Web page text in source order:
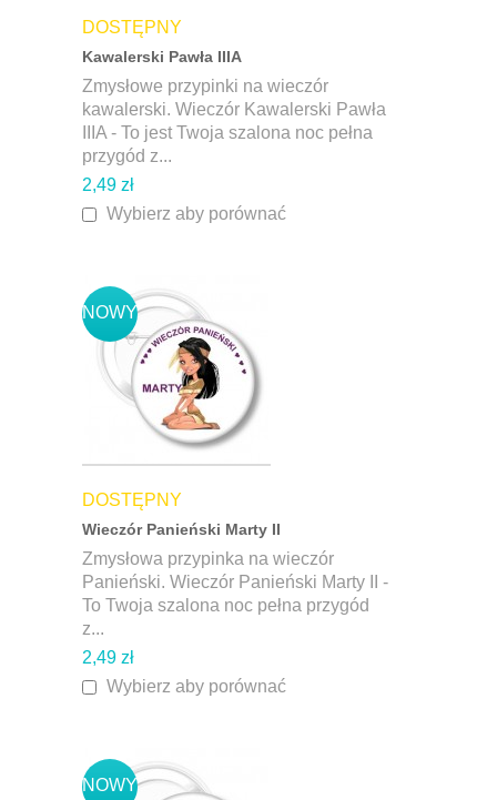
DOSTĘPNY
Kawalerski Pawła IIIA
Zmysłowe przypinki na wieczór
kawalerski. Wieczór Kawalerski Pawła
IIIA - To jest Twoja szalona noc pełna
przygód z...
2,49 zł
Wybierz aby porównać
NOWY
DOSTĘPNY
Wieczór Panieński Marty II
Zmysłowa przypinka na wieczór
Panieński. Wieczór Panieński Marty II -
To Twoja szalona noc pełna przygód
z...
2,49 zł
Wybierz aby porównać
NOWY